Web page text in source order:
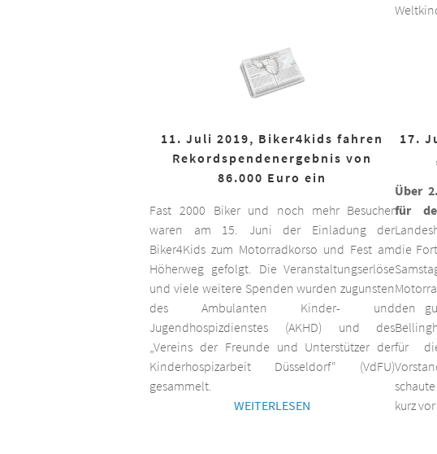
11. Juli 2019, Biker4kids fahren
Rekordspendenergebnis von
86.000 Euro ein
Fast 2000 Biker und noch mehr Besucher
waren am 15. Juni der Einladung der
Biker4Kids zum Motorradkorso und Fest am
Höherweg gefolgt. Die Veranstaltungserlöse
und viele weitere Spenden wurden zugunsten
des Ambulanten Kinder- und
Jugendhospizdienstes (AKHD) und des
„Vereins der Freunde und Unterstützer der
Kinderhospizarbeit Düsseldorf“ (VdFU)
gesammelt.
WEITERLESEN
17.
Über
für
die
den
für
kurz